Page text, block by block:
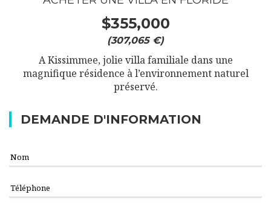
$355,000
(307,065 €)
A Kissimmee, jolie villa familiale dans une
magnifique résidence à l’environnement naturel
préservé.
DEMANDE D'INFORMATION